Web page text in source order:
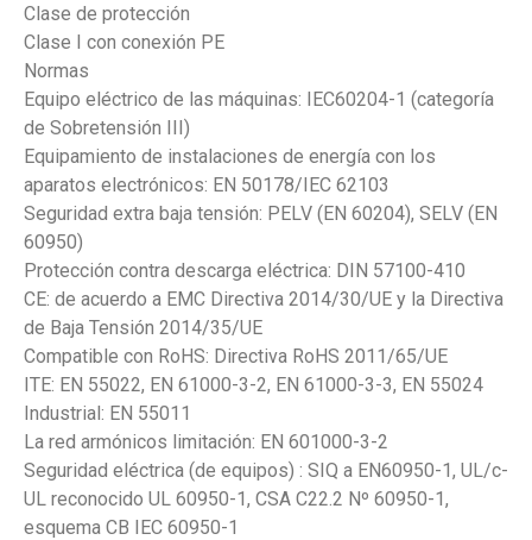
Clase de protección
Clase I con conexión PE
Normas
Equipo eléctrico de las máquinas: IEC60204-1 (categoría
de Sobretensión III)
Equipamiento de instalaciones de energía con los
aparatos electrónicos: EN 50178/IEC 62103
Seguridad extra baja tensión: PELV (EN 60204), SELV (EN
60950)
Protección contra descarga eléctrica: DIN 57100-410
CE: de acuerdo a EMC Directiva 2014/30/UE y la Directiva
de Baja Tensión 2014/35/UE
Compatible con RoHS: Directiva RoHS 2011/65/UE
ITE: EN 55022, EN 61000-3-2, EN 61000-3-3, EN 55024
Industrial: EN 55011
La red armónicos limitación: EN 601000-3-2
Seguridad eléctrica (de equipos) : SIQ a EN60950-1, UL/c-
UL reconocido UL 60950-1, CSA C22.2 Nº 60950-1,
esquema CB IEC 60950-1